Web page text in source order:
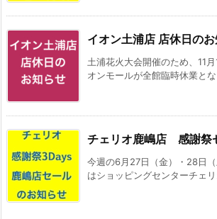
イオン土浦店 店休日の
土浦花火大会開催のため、11
オンモールが全館臨時休業と
チェリオ鹿嶋店 感謝祭
今週の6月27日（金）・28日（
はショッピングセンターチェ